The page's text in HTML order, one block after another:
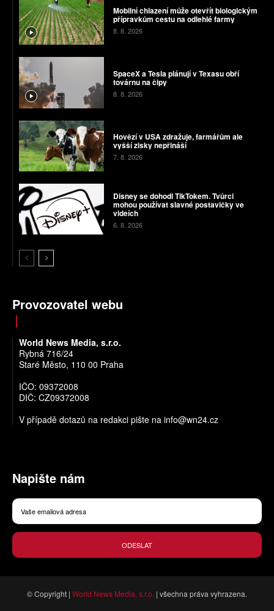
Mobilní chlazení může otevřít biologickým
přípravkům cestu na odlehlé farmy
8. 8. 2026
SpaceX a Tesla plánují v Texasu obří
továrnu na čipy
8. 8. 2026
Hovězí v USA zdražuje, farmářům ale
vyšší zisky nepřináší
7. 8. 2026
Disney se dohodl TikTokem. Tvůrci
mohou používat slavné postavičky ve
videích
6. 8. 2026
Provozovatel webu
World News Media, s.r.o.
Rybná 716/24
Staré Město, 110 00 Praha
IČO: 09372008
DIČ: CZ09372008
V případě dotazů na redakci pište na info@wn24.cz
Napište nám
ODESLAT
© Copyright | World News Media, s.r.o. | všechna práva vyhrazena.